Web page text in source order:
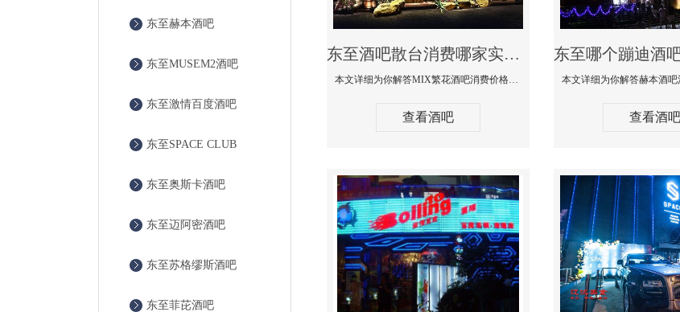
东至赫本酒吧
东至MUSEM2酒吧
东至激情百度酒吧
东至SPACE CLUB
东至奥斯卡酒吧
东至迈阿密酒吧
东至苏格缪斯酒吧
东至菲芘酒吧
东至酒吧散台消费哪家实惠-MIX繁花酒吧消费价格真实点评
本文详细为你解答MIX繁花酒吧消费价格真实点评，更多关于酒吧散台消费哪家实惠咨询免费咨询150 99997335微信同步
查看酒吧 查看酒吧